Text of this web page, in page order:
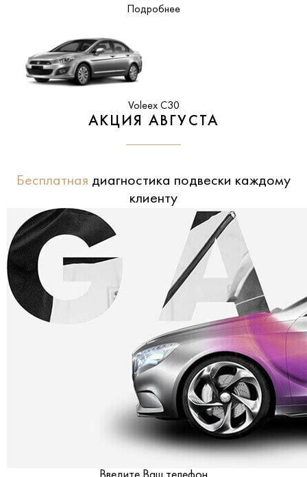
Подробнее
Voleex C30
АКЦИЯ АВГУСТА
Бесплатная диагностика подвески каждому
клиенту